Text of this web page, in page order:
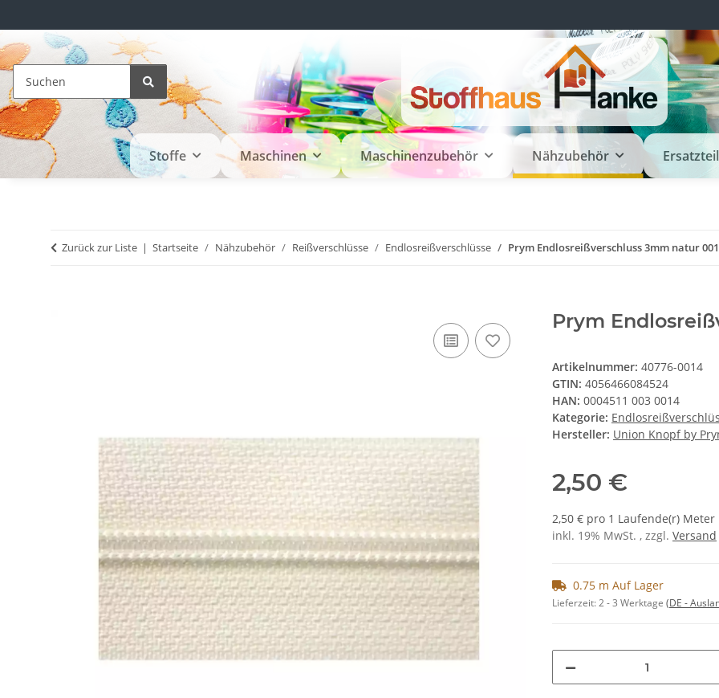
Stoffe Maschinen Maschinenzubehör Nähzubehör
Zurück zur Liste Startseite Nähzubehör Reißverschlüsse Endlosreißverschlüsse Prym Endlosreißverschluss 3mm natur
Prym
Artikelnummer: 40776-0014
GTIN: 4056466084524
HAN: 0004511 003 0014
Kategorie:
Hersteller: Union Knopf by
2,50 €
2,50 € pro 1 Laufende(r) Meter
inkl. 19% MwSt. , zzgl. Versand
0.75 m Auf Lager
Lieferzeit:2 - 3 Werktage (DE -